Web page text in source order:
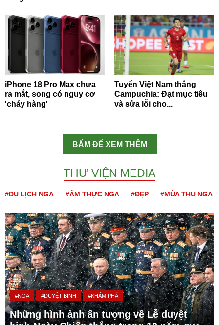
iPhone 18 Pro Max chưa
ra mắt, song có nguy cơ
'cháy hàng'
Tuyển Việt Nam thắng
Campuchia: Đạt mục tiêu
và sửa lỗi cho...
BẤM ĐỂ XEM THÊM
THƯ VIỆN MEDIA
#DU LỊCH NGA #ẨM THỰC NGA #ĐẸP #MÙA THU NGA
#NGA #DUYỆT BINH #KHÁM PHÁ
Những hình ảnh ấn tượng về Lễ duyệt